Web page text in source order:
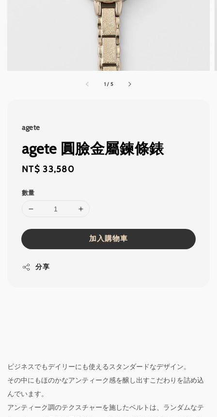
1 / 5
agete
agete 圓臉金屬鍊條錶
Regular
NT$ 33,580
數量
加入購物車
分享
ビジネスでもデイリーにも使えるスタンダードなデザイン。
その中にもほのかなアンティーク感を醸し出すこだわりを詰め込
んでいます。
アンティーク調のテクスチャーを施したベルトは、ランダムなテ